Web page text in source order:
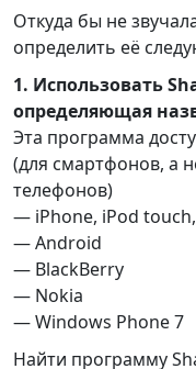
Откуда бы не
определить её
1. Использовать
определяющая
Эта программа
(для смартфонов, а
телефонов)
— iPhone, iPod
— Android
— BlackBerry
— Nokia
— Windows Phone 7
Найти программу